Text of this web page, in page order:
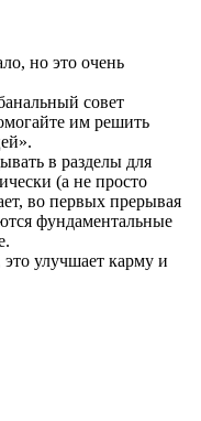
но это очень
совет
им решить
в разделы для
(а не просто
во первых прерывая
фундаментальные
улучшает карму и